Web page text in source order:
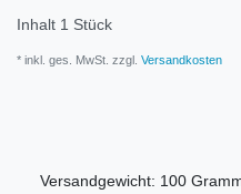
Inhalt 1 Stück
* inkl. ges. MwSt. zzgl. Versandkosten
Versandgewicht: 100